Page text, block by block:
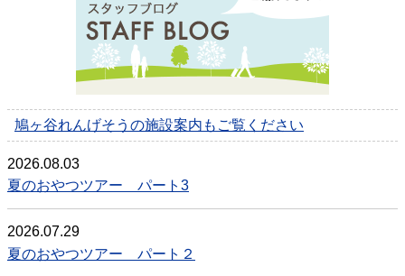
鳩ヶ谷れんげそうの施設案内もご覧ください
2026.08.03
夏のおやつツアー パート3
2026.07.29
夏のおやつツアー パート２